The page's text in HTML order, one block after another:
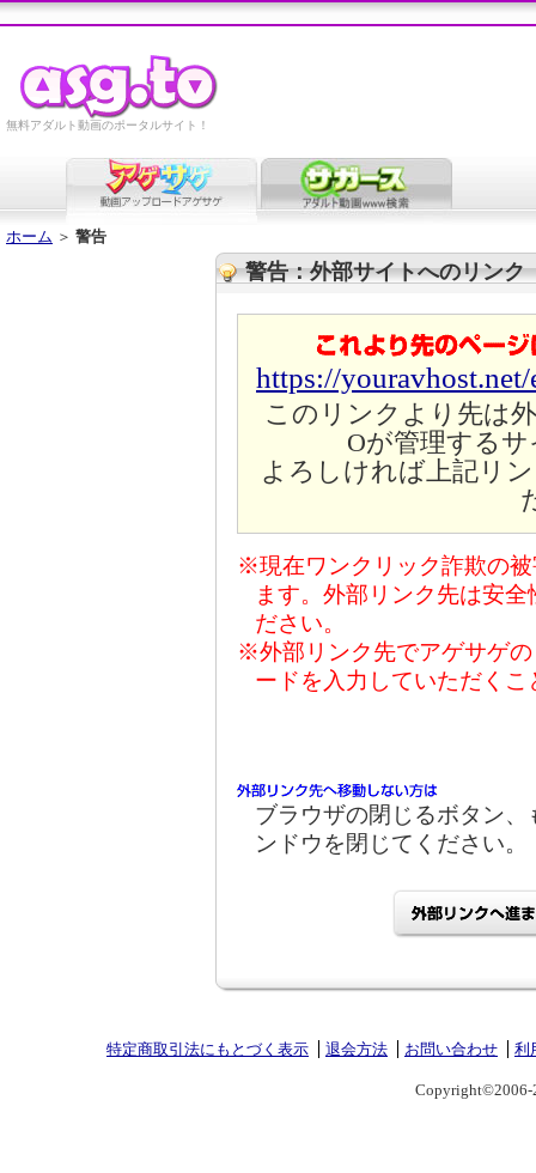
無料アダルト動画のポータルサイト！
ホーム ＞ 警告
警告：外部サイトへのリンク
https://
このリンクより先は
Oが管理する
よろしければ上記リ
※現在ワンクリック詐欺の
ます。外部リンク先は安
ださい。
※外部リンク先でアゲサゲ
ードを入力していただく
ブラウザの閉じるボタン
ンドウを閉じてください。
特定商取引法にもとづく表示 退会方法 お問い合わせ 利
Copyright©2006-